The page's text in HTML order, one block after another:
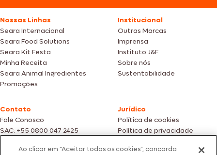
Nossas Linhas
Seara Internacional
Seara Food Solutions
Seara Kit Festa
Minha Receita
Seara Animal Ingredientes
Promoções
Institucional
Outras Marcas
Imprensa
Instituto J&F
Sobre nós
Sustentabilidade
Contato
Fale Conosco
SAC: +55 0800 047 2425
Jurídico
Política de cookies
Política de privacidade
Ao clicar em "Aceitar todos os cookies", concorda